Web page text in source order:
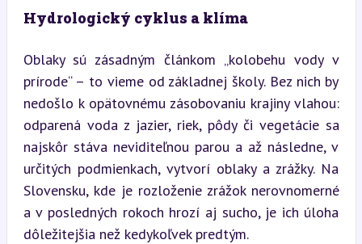
Hydrologický cyklus a klíma
Oblaky sú zásadným článkom „kolobehu vody v
prírode“ – to vieme od základnej školy. Bez nich by
nedošlo k opätovnému zásobovaniu krajiny vlahou:
odparená voda z jazier, riek, pôdy či vegetácie sa
najskôr stáva neviditeľnou parou a až následne, v
určitých podmienkach, vytvorí oblaky a zrážky. Na
Slovensku, kde je rozloženie zrážok nerovnomerné
a v posledných rokoch hrozí aj sucho, je ich úloha
dôležitejšia než kedykoľvek predtým.